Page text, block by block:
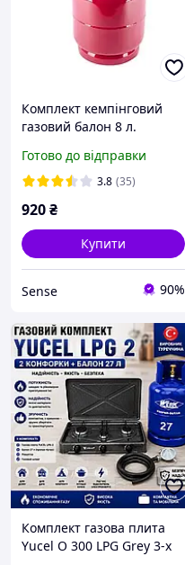
Комплект кемпінговий
газовий балон 8 л.
Im_825 SN27
Готово до відправки
3.8 (35)
920₴
Купити
Sense 90%
Комплект газова плита
Yucel O 300 LPG Grey 3-х